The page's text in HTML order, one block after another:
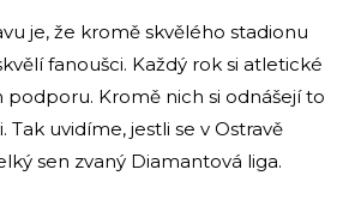
je, že kromě skvělého stadionu
fanoušci. Každý rok si atletické
podporu. Kromě nich si odnášejí to
Tak uvidíme, jestli se v Ostravě
sen zvaný Diamantová liga.